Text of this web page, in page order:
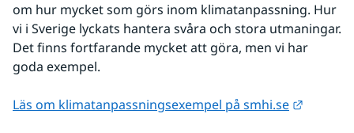
om hur mycket som görs inom klimatanpassning. Hur
vi i Sverige lyckats hantera svåra och stora utmaningar.
Det finns fortfarande mycket att göra, men vi har
goda exempel.
Läs om klimatanpassningsexempel på smhi.se